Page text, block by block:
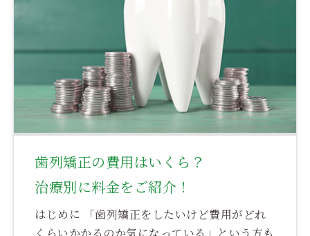
歯列矯正の費用はいくら？
治療別に料金をご紹介！
はじめに 「歯列矯正をしたいけど費用がどれ